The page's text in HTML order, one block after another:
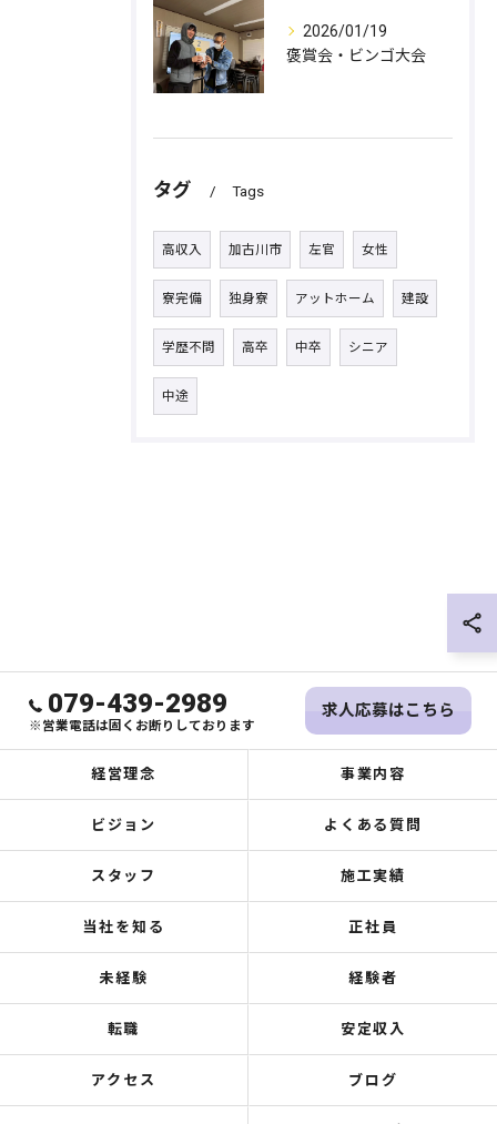
2026/01/19
褒賞会・ビンゴ大会
タグ Tags
高収入 加古川市 左官 女性
寮完備 独身寮 アットホーム 建設
学歴不問 高卒 中卒 シニア
中途
079-439-2989
※営業電話は固くお断りしております
求人応募はこちら
経営理念 事業内容
ビジョン よくある質問
スタッフ 施工実績
当社を知る 正社員
未経験 経験者
転職 安定収入
アクセス ブログ